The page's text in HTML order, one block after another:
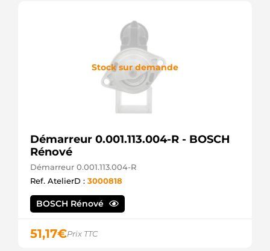
Stock sur demande
Démarreur 0.001.113.004-R - BOSCH
Rénové
Démarreur 0.001.113.004-R
Ref. AtelierD : 3000818
BOSCH Rénové
51,17€Prix TTC